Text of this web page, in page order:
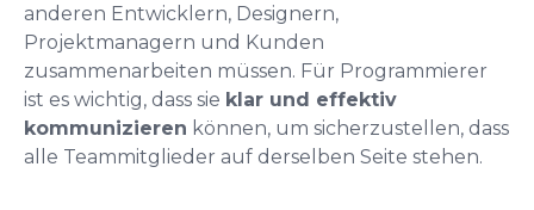
anderen Entwicklern, Designern,
Projektmanagern und Kunden
zusammenarbeiten müssen. Für Programmierer
ist es wichtig, dass sie klar und effektiv
kommunizieren können, um sicherzustellen, dass
alle Teammitglieder auf derselben Seite stehen.